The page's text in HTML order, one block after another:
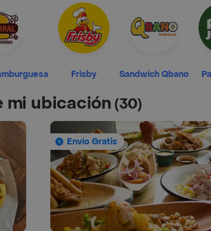
Frisby Sandwich Qbano
mi ubicación(30)
Envío Gratis